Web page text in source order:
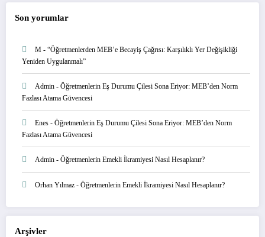
Son yorumlar
M - “Öğretmenlerden MEB’e Becayiş Çağrısı: Karşılıklı Yer Değişikliği
Yeniden Uygulanmalı”
Admin - Öğretmenlerin Eş Durumu Çilesi Sona Eriyor: MEB’den Norm
Fazlası Atama Güvencesi
Enes - Öğretmenlerin Eş Durumu Çilesi Sona Eriyor: MEB’den Norm
Fazlası Atama Güvencesi
Admin - Öğretmenlerin Emekli İkramiyesi Nasıl Hesaplanır?
Orhan Yılmaz - Öğretmenlerin Emekli İkramiyesi Nasıl Hesaplanır?
Arşivler